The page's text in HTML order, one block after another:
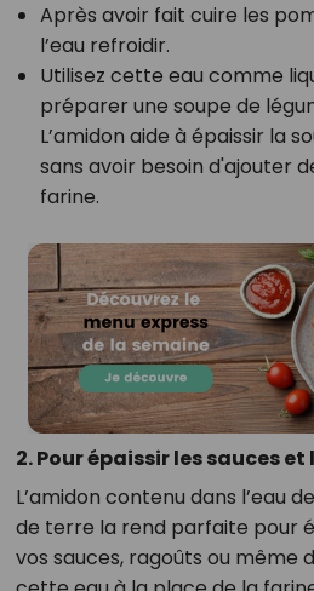
Après avoir fait cuire les
l’eau refroidir.
Utilisez cette eau comme
préparer une soupe de
L’amidon aide à épaissir la
sans avoir besoin d'ajouter
farine.
2. Pour épaissir les sauces
L’amidon contenu dans l’eau
de terre la rend parfaite pour
vos sauces, ragoûts ou même